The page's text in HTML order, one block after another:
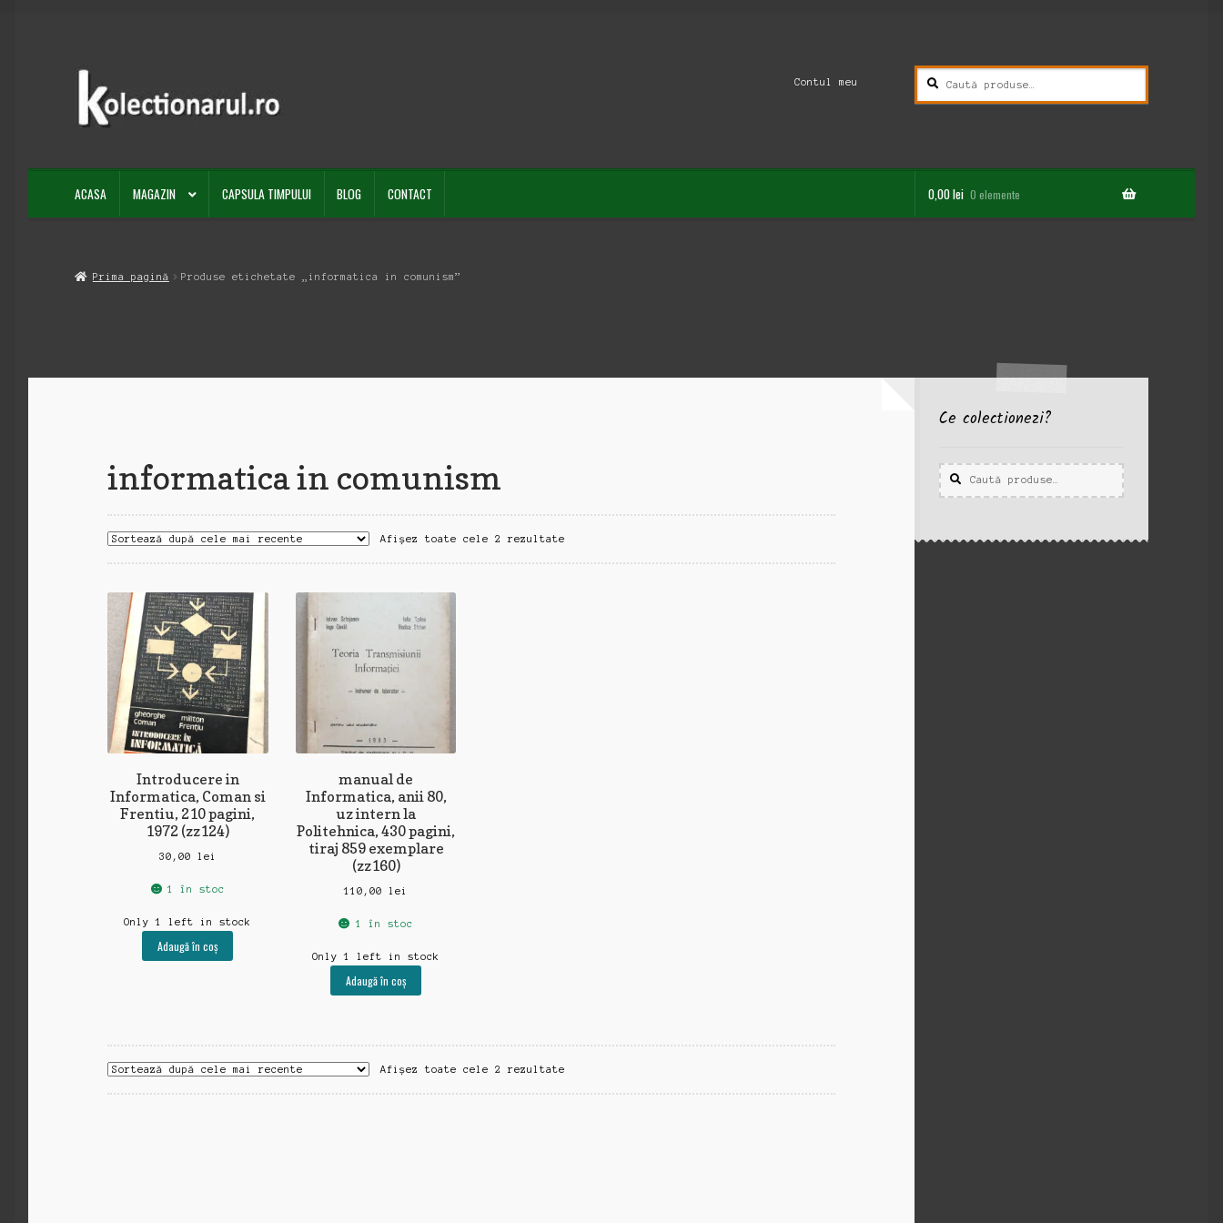
Sari
navigare
Sari
conținut
Contul meu
Caută
după:
Caută
ACASA MAGAZIN CAPSULA TIMPULUI BLOG CONTACT 0,00lei 0 elemente
Prima pagină Produse etichetate „informatica in comunism”
informatica in comunism
Afișez toate cele 2 rezultate
Introducere in
Informatica, Coman si
Frentiu, 210 pagini,
1972 (zz124)
30,00 lei
1 în stoc
Only 1 left in stock
Adaugă în coș
manual de
Informatica, anii 80,
uz intern la
Politehnica, 430 pagini,
tiraj 859 exemplare
(zz160)
110,00lei
1 în stoc
Only 1 left in stock
Adaugă în coș
Afișez toate cele 2 rezultate
Ce colectionezi?
Caută
după:
Caută